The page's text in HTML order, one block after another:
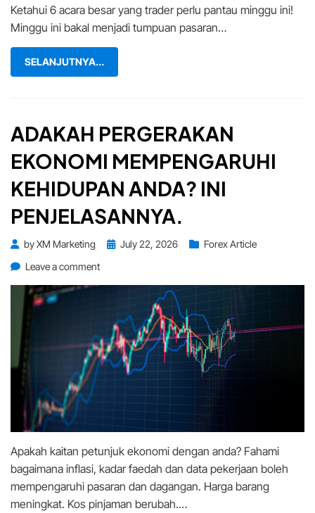
Yang
Trader
Ketahui 6 acara besar yang trader perlu pantau minggu ini!
Minggu ini bakal menjadi tumpuan pasaran…
SELANJUTNYA...
ADAKAH PERGERAKAN
EKONOMI MEMPENGARUHI
KEHIDUPAN ANDA? INI
PENJELASANNYA.
byXM Marketing
PostedJuly 22, 2026
Forex Article
Leave a commenton
Ekonomi
Mempengaruhi
Kehidupan
Anda?
Apakah kaitan petunjuk ekonomi dengan anda? Fahami
bagaimana inflasi, kadar faedah dan data pekerjaan boleh
mempengaruhi pasaran dan dagangan. Harga barang
meningkat. Kos pinjaman berubah.…